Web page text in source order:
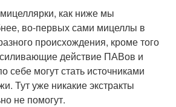
как ниже мы
во-первых сами мицеллы в
происхождения, кроме того
действие ПАВов и
себе могут стать источниками
Тут уже никакие экстракты
не помогут.